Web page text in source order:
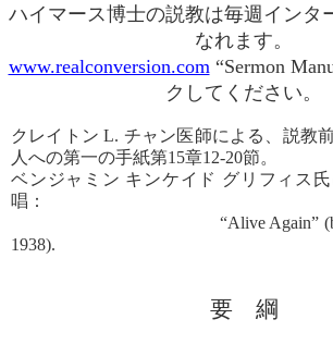
ハイマース博士の説教は毎週インタ
なれます。
www.realconversion.com“Sermon
クしてください。
クレイトン L. チャン医師による、説教
人への第一の手紙第15章12-20節。
ベンジャミン キンケイド グリフィス
唱：
“Alive Again”
1938).
要 綱